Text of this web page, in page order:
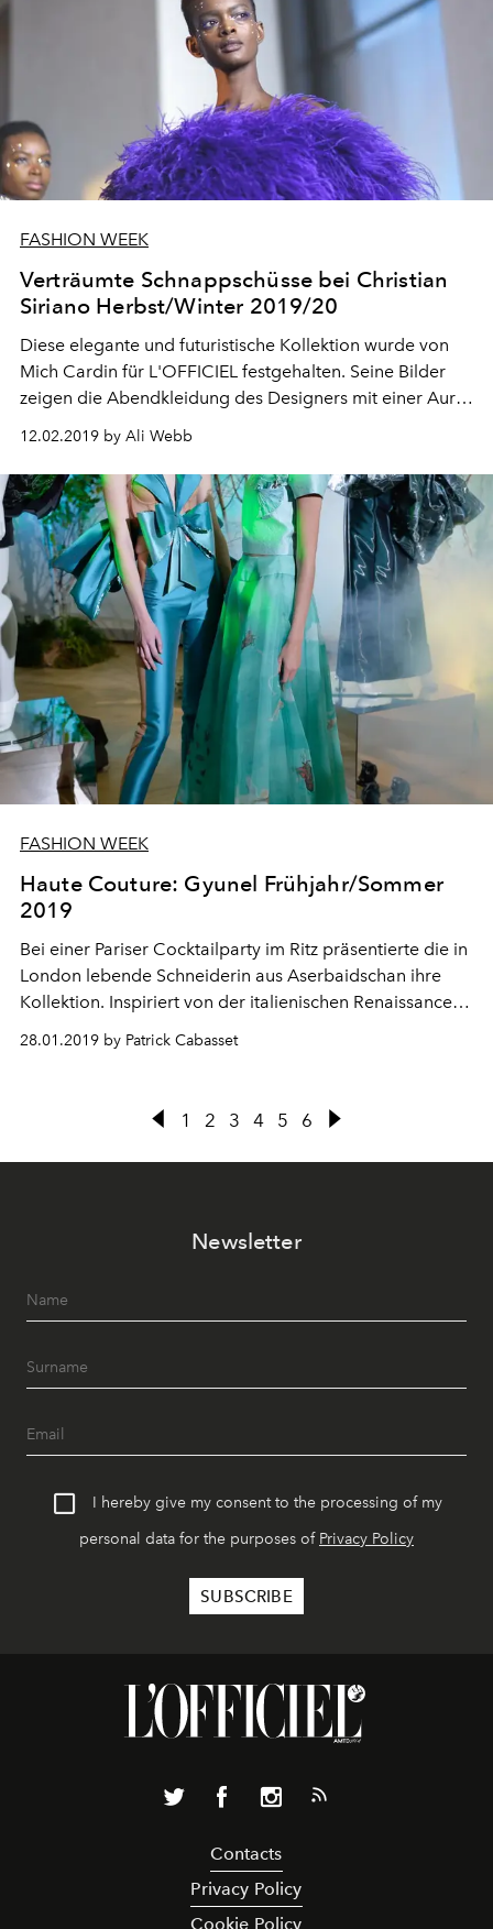
FASHION WEEK
Verträumte Schnappschüsse bei Christian
Siriano Herbst/Winter 2019/20
Diese elegante und futuristische Kollektion wurde von
Mich Cardin für L'OFFICIEL festgehalten. Seine Bilder
zeigen die Abendkleidung des Designers mit einer Aura
des Ausserweltlichen.
12.02.2019 by Ali Webb
FASHION WEEK
Haute Couture: Gyunel Frühjahr/Sommer
2019
Bei einer Pariser Cocktailparty im Ritz präsentierte die in
London lebende Schneiderin aus Aserbaidschan ihre
Kollektion. Inspiriert von der italienischen Renaissance,
entführt "Villa des Merveilles" in einen verzauberten
28.01.2019 by Patrick Cabasset
1 2 3 4 5 6
Newsletter
I hereby give my consent to the processing of my
personal data for the purposes of Privacy Policy
Contacts
Privacy Policy
Cookie Policy